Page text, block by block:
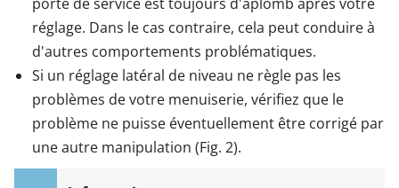
réglage. Dans le cas contraire, cela peut conduire à
d'autres comportements problématiques.
Si un réglage latéral de niveau ne règle pas les
problèmes de votre menuiserie, vérifiez que le
problème ne puisse éventuellement être corrigé par
une autre manipulation (Fig. 2).